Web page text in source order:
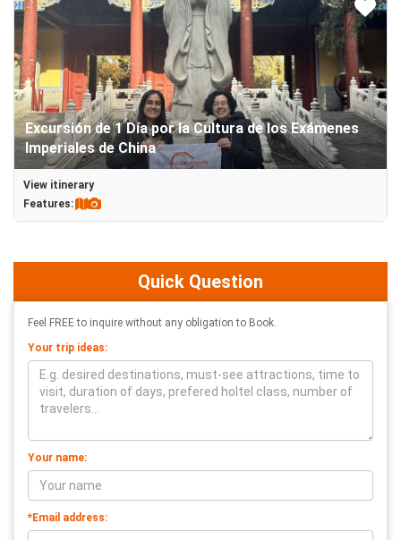
Excursión de 1 Día por la Cultura de los Exámenes
Imperiales de China
View itinerary
Quick Question
Feel FREE to inquire without any obligation to Book.
Your trip ideas:
Your name:
*Email address: